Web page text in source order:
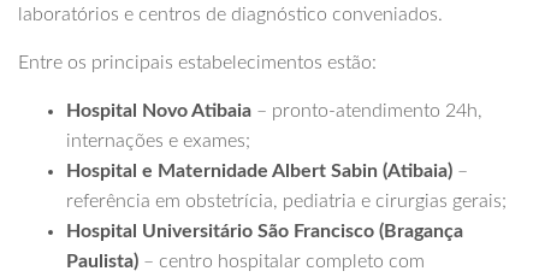
laboratórios e centros de diagnóstico conveniados.
Entre os principais estabelecimentos estão:
Hospital Novo Atibaia – pronto-atendimento 24h,
internações e exames;
Hospital e Maternidade Albert Sabin (Atibaia) –
referência em obstetrícia, pediatria e cirurgias gerais;
Hospital Universitário São Francisco (Bragança
Paulista) – centro hospitalar completo com